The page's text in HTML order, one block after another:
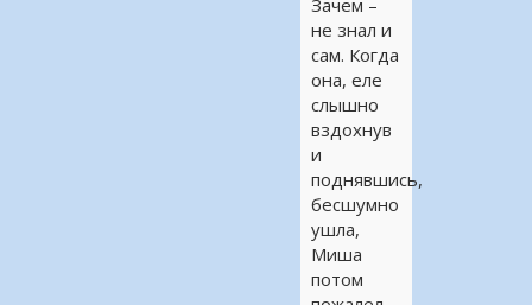
Зачем –
не знал и
сам. Когда
она, еле
слышно
вздохнув
и
поднявшись,
бесшумно
ушла,
Миша
потом